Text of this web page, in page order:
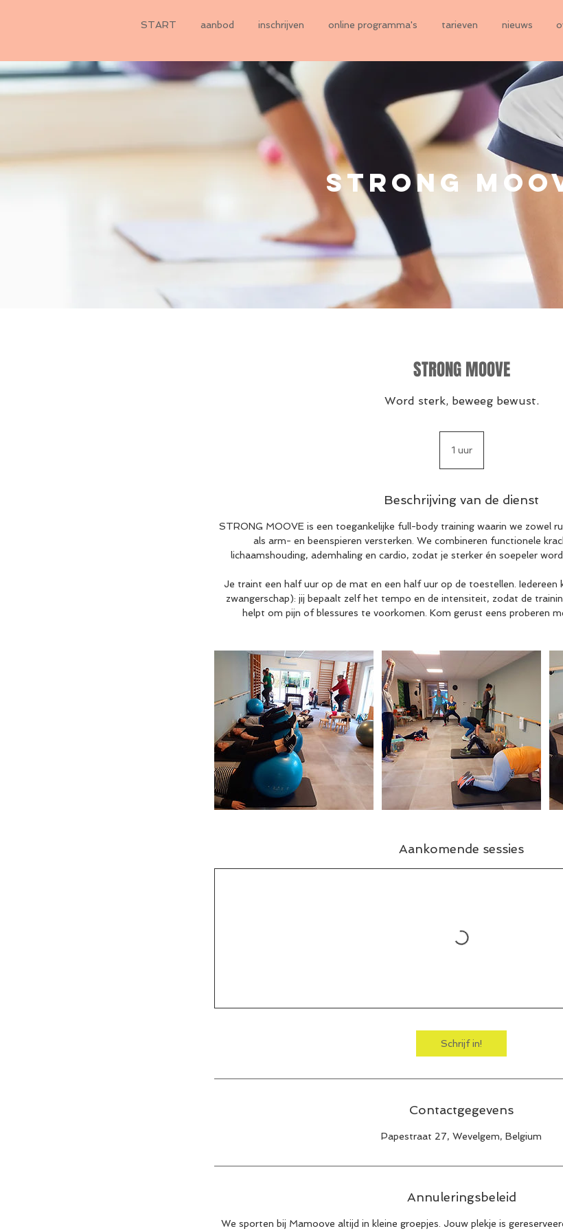
START aanbod inschrijven online programma's tarieven nieuws
STRONG
STRONG MOOVE
Word sterk, beweeg bewust.
1 uur1
Beschrijving van de dienst
STRONG MOOVE is een toegankelijke full-body training waarin we zowel
als arm- en beenspieren versterken. We combineren functionele
lichaamshouding, ademhaling en cardio, zodat je sterker én soepeler
Je traint een half uur op de mat en een half uur op de toestellen. Iedereen
zwangerschap): jij bepaalt zelf het tempo en de intensiteit, zodat de
helpt om pijn of blessures te voorkomen. Kom gerust eens proberen
Aankomende sessies
Schrijf in!
Contactgegevens
Papestraat 27, Wevelgem, Belgium
Annuleringsbeleid
We sporten bij Mamoove altijd in kleine groepjes. Jouw plekje is